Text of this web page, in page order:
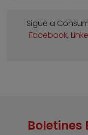
Sigue a
Facebook,
Boletines